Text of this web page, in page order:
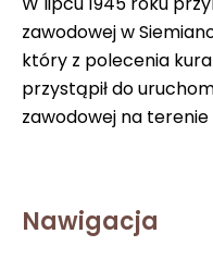
zawodowej w
który z polecenia
przystąpił do
zawodowej na terenie
Nawigacja